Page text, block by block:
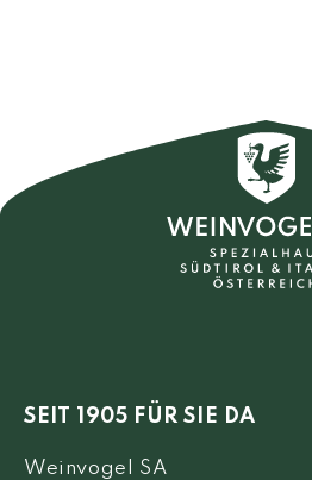
SEIT 1905 FÜR SIE DA
Weinvogel SA